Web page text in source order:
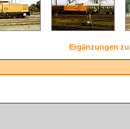
Ergänzungen